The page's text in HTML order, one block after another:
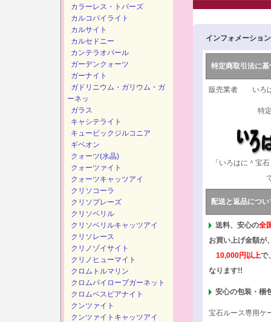
インフォメーション
特定商取引法に基
販売業者 いろ
特
「いろはに＾宝
配送と返品につい
送料、安心の全
お買い上げ金額が
10,000円以上で
なります!!
安心の包装・梱
宝石ルース専用ケ
カラーレス・トパーズ
カルコパイライト
カルサイト
カルセドニー
カンテラオパール
ガーデンクォーツ
ガーナイト
ガドリニウム・ガリウム・ガ
ーネッ
ガラス
キャシテライト
キュービックジルコニア
ギベオン
クォーツ(水晶)
クォーツァイト
クォーツキャッツアイ
クリソコーラ
クリソプレーズ
クリソベリル
クリソベリルキャッツアイ
クリソレース
クリノゾイサイト
クリノヒューマイト
クロムトルマリン
クロムパイロープガーネット
クロムベスビアナイト
クンツァイト
クンツァイトキャッツアイ